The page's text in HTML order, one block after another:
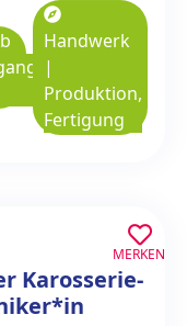
Handwerk
|
Produktion,
Fertigung
Karosserie-
MERKEN